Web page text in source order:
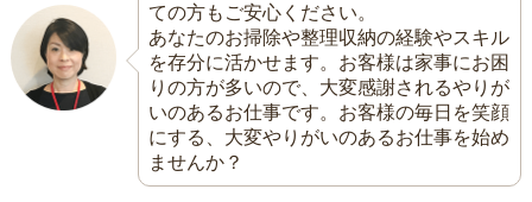
ての方もご安心ください。
あなたのお掃除や整理収納の経験やスキル
を存分に活かせます。お客様は家事にお困
りの方が多いので、大変感謝されるやりが
いのあるお仕事です。お客様の毎日を笑顔
にする、大変やりがいのあるお仕事を始め
ませんか？